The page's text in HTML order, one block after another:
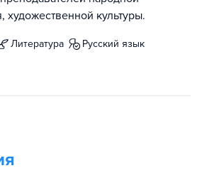
художественной культуры.
литература
русский язык